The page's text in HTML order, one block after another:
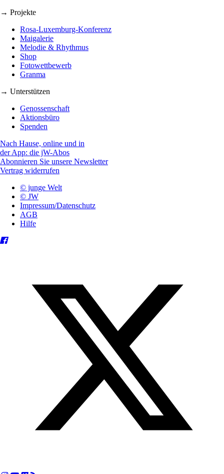
→ Projekte
Rosa-Luxemburg-Konferenz
Maigalerie
Melodie & Rhythmus
Shop
Fotowettbewerb
Granma
→ Unterstützen
Genossenschaft
Aktionsbüro
Spenden
Nach Hause, online und in
der App: die jW-Abos
Abonnieren Sie unsere Newsletter
Vertrag widerrufen
© junge Welt
© JW
Impressum/Datenschutz
AGB
Hilfe